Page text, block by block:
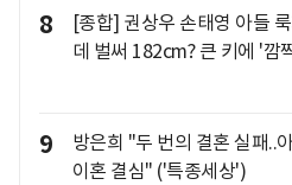
8
[종합] 권상우 손태영 아들
데 벌써 182cm? 큰 키에 '깜
9
방은희 "두 번의 결혼 실패..
이혼 결심" ('특종세상')